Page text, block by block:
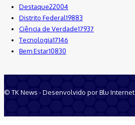
Destaque22004
Distrito Federal19883
Ciência de Verdade17937
Tecnologia17146
Bem Estar10830
© TK News - Desenvolvido por Blu Internet